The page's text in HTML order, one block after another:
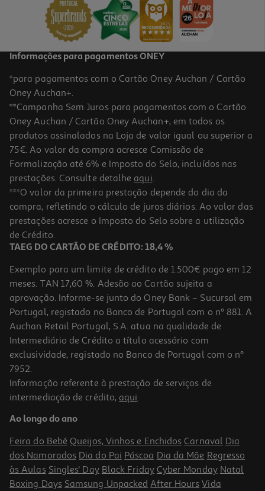
Informações para pagamentos ONEY
*para pagamentos com o Cartão Oney Auchan / Cartão
Oney Auchan+.
**Campanha Sem Juros para pagamentos com o Cartão
Oney Auchan / Cartão Oney Auchan+, em todos os
produtos assinalados na Loja de valor igual ou superior a
75€. Ao valor da compra acresce Comissão de
Formalização até 6% e Imposto do Selo, incluídos nas
prestações. Consulte detalhe aqui.
***O valor da primeira prestação depende do dia da
compra, refletindo o cálculo de juros diários. Ao valor das
prestações acresce o Imposto do Selo sobre a utilização
de Crédito.
TAEG DO CARTÃO DE CRÉDITO: 18,4 %
Exemplo para um limite de crédito de 1.500€ pago em 12
meses. TAN 17,60 %. Adesão ao Cartão sujeita a
aprovação. Informe-se junto do Oney Bank – Sucursal em
Portugal, registado no Banco de Portugal com o nº 881. A
Auchan Retail Portugal, S.A. atua na qualidade de
Intermediário de Crédito a título acessório com
exclusividade, registado no Banco de Portugal com o nº
7952.
Informação referente à prestação de serviços de
intermediação de crédito, aqui.
Ao longo do ano
Feira do Bebé Queijos, Vinhos e Enchidos Carnaval Dia
dos Namorados Dia do Pai Páscoa Dia da Mãe Regresso
às Aulas Singles' Day Black Friday Cyber Monday Natal
Boxing Days Samsung Unpacked After Hours Vida